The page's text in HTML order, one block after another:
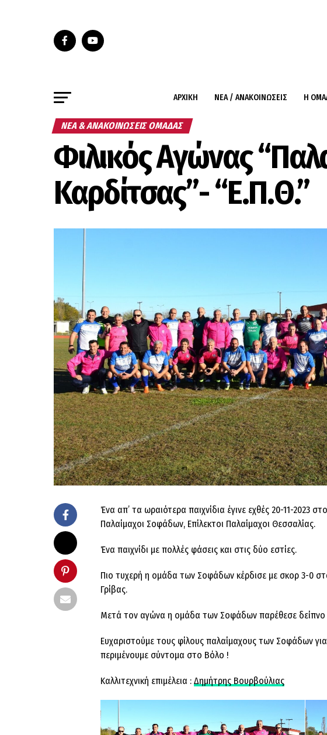
ΑΡΧΙΚΉ ΝΈΑ / ΑΝΑΚΟΙΝΏΣΕΙΣ Η
ΝΈΑ & ΑΝΑΚΟΙΝΏΣΕΙΣ ΟΜΆΔΑΣ
Φιλικός Αγώνας
Καρδίτσας”- “Ε.Π.Θ.”
Ένα απ’ τα ωραιότερα παιχνίδια έγινε εχθές 20-11-
Παλαίμαχοι Σοφάδων, Επίλεκτοι Παλαίμαχοι Θεσσαλίας.
Ένα παιχνίδι με πολλές φάσεις και στις δύο εστίες.
Πιο τυχερή η ομάδα των Σοφάδων κέρδισε με σκορ 3-0
Γρίβας.
Μετά τον αγώνα η ομάδα των Σοφάδων παρέθεσε δείπνο
Ευχαριστούμε τους φίλους παλαίμαχους των Σοφάδων
περιμένουμε σύντομα στο Βόλο !
Καλλιτεχνική επιμέλεια : Δημήτρης Βουρβούλιας